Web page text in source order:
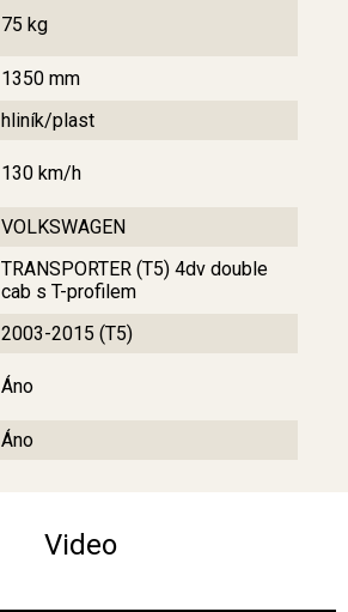
75 kg
1350 mm
hliník/plast
130 km/h
VOLKSWAGEN
TRANSPORTER (T5) 4dv double
cab s T-profilem
2003-2015 (T5)
Áno
Áno
Video